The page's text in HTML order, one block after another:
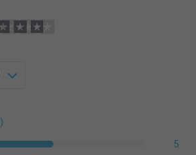
5